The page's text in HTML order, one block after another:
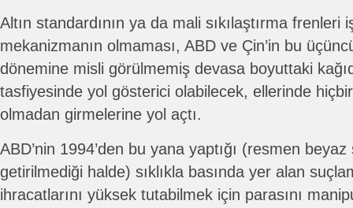
Altın standardının ya da mali sıkılaştırma frenleri
mekanizmanın olmaması, ABD ve Çin’in bu
dönemine misli görülmemiş devasa boyuttaki
tasfiyesinde yol gösterici olabilecek, ellerinde
olmadan girmelerine yol açtı.
ABD’nin 1994’den bu yana yaptığı (resmen
getirilmediği halde) sıklıkla basında yer alan
ihracatlarını yüksek tutabilmek için parasını